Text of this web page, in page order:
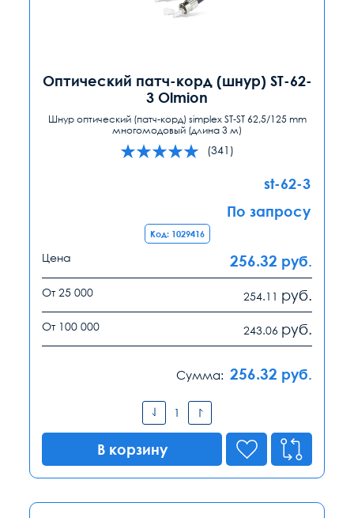
Оптический патч-корд (шнур) ST-62-
3 Olmion
Шнур оптический (патч-корд) simplex ST-ST 62,5/125 mm
многомодовый (длина 3 м)
(341)
st-62-3
По запросу
Код: 1029416
Цена 256.32 руб.
От 25 000 254.11 руб.
От 100 000 243.06 руб.
Сумма: 256.32 руб.
В корзину